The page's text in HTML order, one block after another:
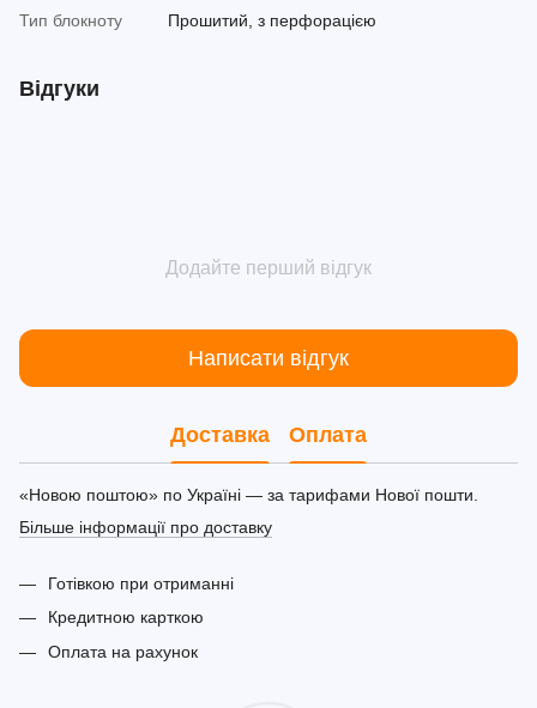
Тип блокноту
Прошитий, з перфорацією
Відгуки
Додайте перший відгук
Написати відгук
Доставка Оплата
«Новою поштою» по Україні — за тарифами Нової пошти.
Більше інформації про доставку
Готівкою при отриманні
Кредитною карткою
Оплата на рахунок